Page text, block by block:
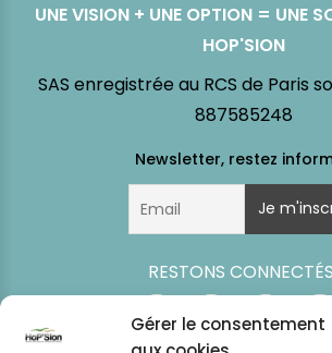
Gérer le consentement
UNE VISION + UNE OPTION = UNE
HOP'SION
SAS enregistrée au RCS de Paris
887585248
RESTONS